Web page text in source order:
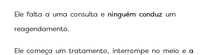
Ele falta a uma consulta e ninguém conduz um
reagendamento.
Ele começa um tratamento, interrompe no meio e a